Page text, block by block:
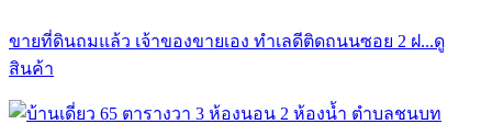
ขายที่ดินถมแล้ว เจ้าของขายเอง ทำเลดีติดถนนซอย 2 ฝ...ดู
สินค้า